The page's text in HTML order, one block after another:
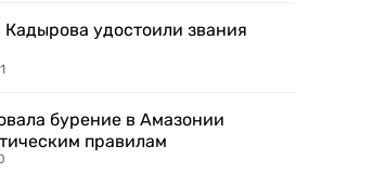
удостоили звания
бурение в Амазонии
правилам